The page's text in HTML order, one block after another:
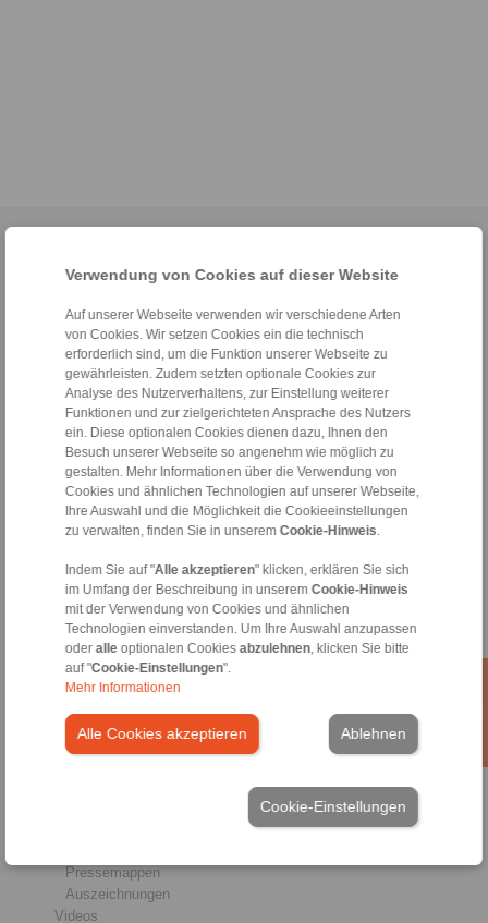
Verwendung von Cookies auf dieser Website
Auf unserer Webseite verwenden wir verschiedene Arten
von Cookies. Wir setzen Cookies ein die technisch
erforderlich sind, um die Funktion unserer Webseite zu
gewährleisten. Zudem setzten optionale Cookies zur
Analyse des Nutzerverhaltens, zur Einstellung weiterer
Funktionen und zur zielgerichteten Ansprache des Nutzers
ein. Diese optionalen Cookies dienen dazu, Ihnen den
Besuch unserer Webseite so angenehm wie möglich zu
gestalten. Mehr Informationen über die Verwendung von
Cookies und ähnlichen Technologien auf unserer Webseite,
Ihre Auswahl und die Möglichkeit die Cookieeinstellungen
zu verwalten, finden Sie in unserem Cookie-Hinweis
Indem Sie auf "Alle akzeptieren" klicken, erklären Sie sich
im Umfang der Beschreibung in unserem Cookie-Hinweis
mit der Verwendung von Cookies und ähnlichen
Technologien einverstanden. Um Ihre Auswahl anzupassen
oder alleoptionalen Cookies abzulehnen, klicken Sie bitte
auf "Cookie-Einstellungen".
Mehr Informationen
Alle Cookies akzeptieren Ablehnen
Cookie-Einstellungen
Allgemeine Verkaufsbedingungen|Hinweisgeberplattform
Produkte
Übersicht
Freiläufe
Bremsen
Welle-Nabe-Verbindungen
Schwerlastkupplungen
Präzisionskupplungen
Präzisions-Spannzeuge
RCS® Fernbetätigungen
Branchen
Downloads
Produktkataloge
Einbau- und Betriebsanleitungen
Pressemappen
Auszeichnungen
Videos